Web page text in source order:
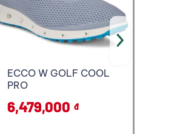
ECCO W GOLF COOL
PRO
8,290,000 đ